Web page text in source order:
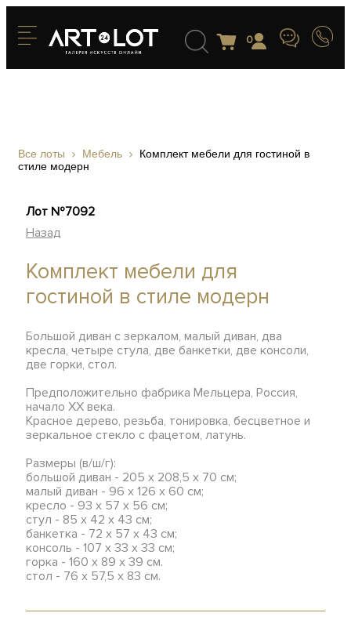
0
Все лоты Мебель
Комплект мебели для гостиной в
стиле модерн
Лот №7092
Назад
Комплект мебели для
гостиной в стиле модерн
Большой диван с зеркалом, малый диван, два
кресла, четыре стула, две банкетки, две консоли,
две горки, стол.
Предположительно фабрика Мельцера, Россия,
начало XX века.
Красное дерево, резьба, тонировка, бесцветное и
зеркальное стекло с фацетом, латунь.
Размеры (в/ш/г):
большой диван - 205 х 208,5 х 70 см;
малый диван - 96 х 126 х 60 см;
кресло - 93 х 57 х 56 см;
стул - 85 х 42 х 43 см;
банкетка - 72 х 57 х 43 см;
консоль - 107 х 33 х 33 см;
горка - 160 х 89 х 39 см.
стол - 76 х 57,5 х 83 см.